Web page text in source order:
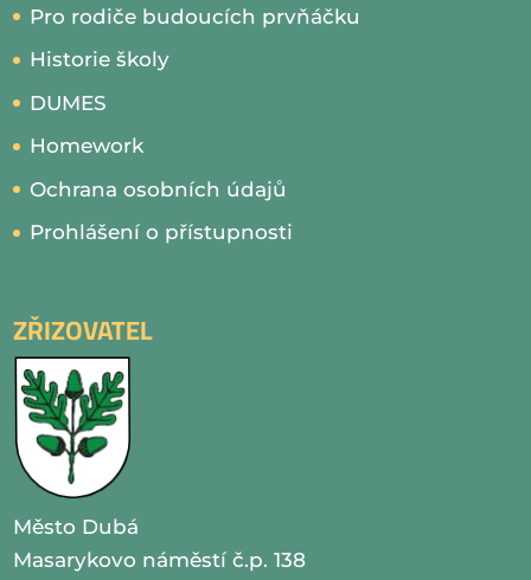
Pro rodiče budoucích prvňáčku
Historie školy
DUMES
Homework
Ochrana osobních údajů
Prohlášení o přístupnosti
ZŘIZOVATEL
Město Dubá
Masarykovo náměstí č.p. 138